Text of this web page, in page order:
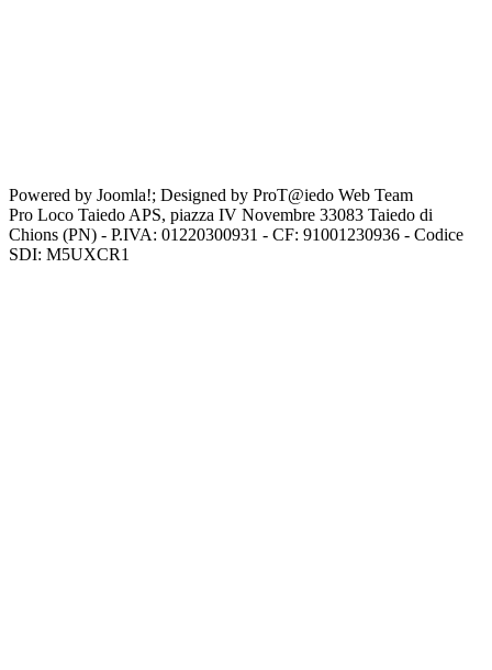
Powered by Joomla!; Designed by ProT@iedo Web Team
Pro Loco Taiedo APS, piazza IV Novembre 33083 Taiedo di
Chions (PN) - P.IVA: 01220300931 - CF: 91001230936 - Codice
SDI: M5UXCR1